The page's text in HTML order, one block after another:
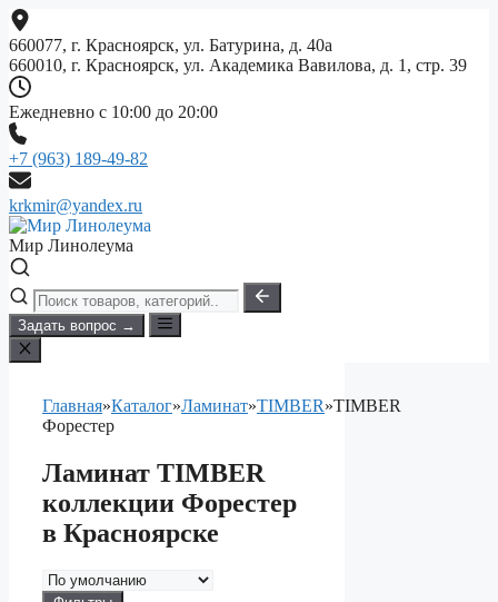
Перейти
к
содержимому
660077, г. Красноярск, ул. Батурина, д. 40а
660010, г. Красноярск, ул. Академика Вавилова, д. 1, стр. 39
Ежедневно с 10:00 до 20:00
+7 (963) 189-49-82
krkmir@yandex.ru
Мир Линолеума
Задать вопрос →
Главная»Каталог»Ламинат»TIMBER»TIMBER
Форестер
Ламинат TIMBER
коллекции Форестер
в Красноярске